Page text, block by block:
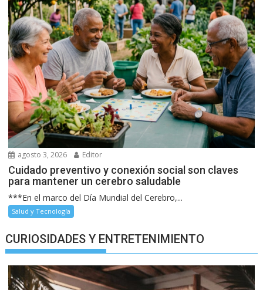
agosto 3, 2026 Editor
Cuidado preventivo y conexión social son claves
para mantener un cerebro saludable
***En el marco del Día Mundial del Cerebro,...
Salud y Tecnología
CURIOSIDADES Y ENTRETENIMIENTO